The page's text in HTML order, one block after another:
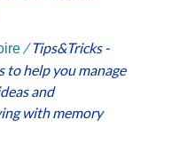
/Tips&Tricks -
help you manage
and
with memory